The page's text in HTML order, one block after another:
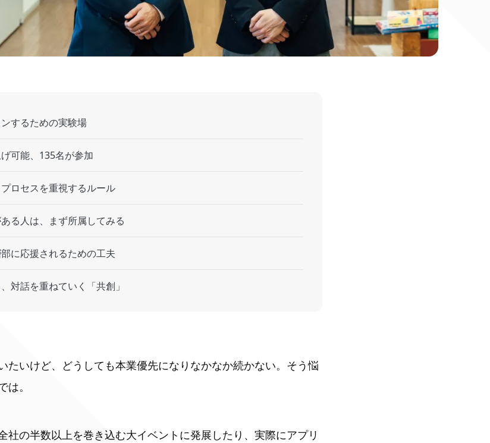
するための実験場
可能、135名が参加
ロセスを重視するルール
る人は、まず所属してみる
に応援されるための工夫
対話を重ねていく「共創」
たいけど、どうしても本業優先になりなかなか続かない。そう悩
。
社の半数以上を巻き込む大イベントに発展したり、実際にアプリ